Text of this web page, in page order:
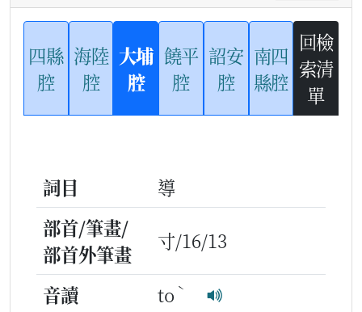
四縣
腔
海陸
腔
大埔
腔
饒平
腔
詔安
腔
南四
縣腔
回檢
索清
單
詞目
導
部首/筆畫/
部首外筆畫
寸/16/13
音讀 to ˋ